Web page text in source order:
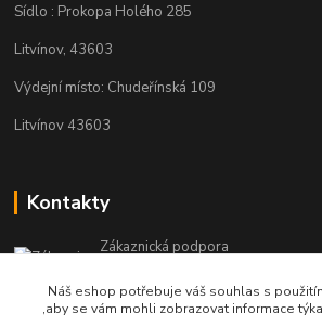
Sídlo : Prokopa Holého 285
Litvínov, 43603
Výdejní místo: Chudeřínská 109
Litvínov 43603
Kontakty
Zákaznická podpora
(Po-Pá, 8-16 hod.)
Náš eshop potřebuje váš souhlas s
,aby se vám mohli zobrazovat informace